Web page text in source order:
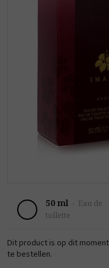
50 ml - Eau de
toilette
Dit product is op dit
te bestellen.